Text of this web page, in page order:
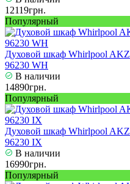
12119грн.
Популярный
Духовой шкаф Whirlpool AKZ
96230 WH
В наличии
14890грн.
Популярный
Духовой шкаф Whirlpool AKZ
96230 IX
В наличии
16990грн.
Популярный